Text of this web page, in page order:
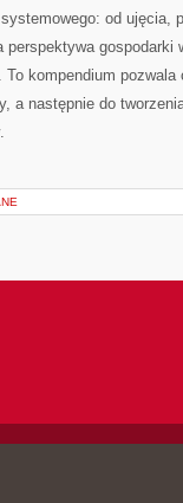
od ujęcia,
gospodarki
kompendium
a następnie do